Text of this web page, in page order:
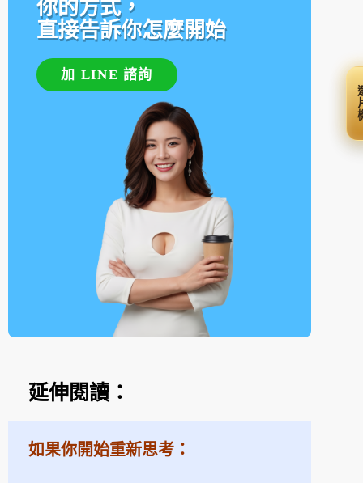
你的方式，
直接告訴你怎麼開始
加 LINE 諮詢
延伸閱讀：
如果你開始重新思考：
選